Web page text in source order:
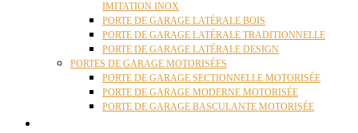
IMITATION INOX
PORTE DE GARAGE LATÉRALE BOIS
PORTE DE GARAGE LATÉRALE TRADITIONNELLE
PORTE DE GARAGE LATÉRALE DESIGN
PORTES DE GARAGE MOTORISÉES
PORTE DE GARAGE SECTIONNELLE MOTORISÉE
PORTE DE GARAGE MODERNE MOTORISÉE
PORTE DE GARAGE BASCULANTE MOTORISÉE